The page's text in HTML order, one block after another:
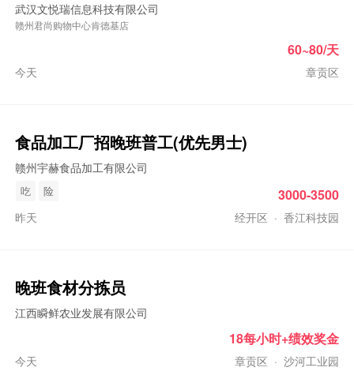
武汉文悦瑞信息科技有限公司
赣州君尚购物中心肯德基店
今天 章贡区
60~80/天
食品加工厂招晚班普工(优先男士)
赣州宇赫食品加工有限公司
吃 险
昨天 经开区 · 香江科技园
3000-3500
晚班食材分拣员
江西瞬鲜农业发展有限公司
今天 章贡区 · 沙河工业园
18每小时+绩效奖金